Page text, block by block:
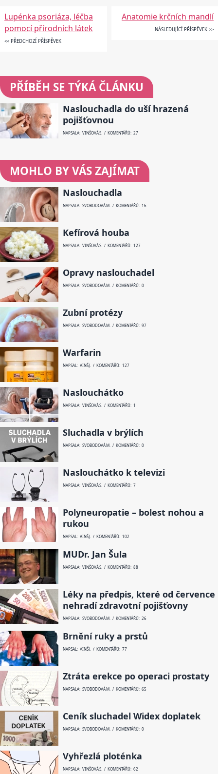
Lupénka psoriáza, léčba
pomocí přírodních látek
<< PŘEDCHOZÍ PŘÍSPĚVEK
Anatomie krčních mandlí
NÁSLEDUJÍCÍ PŘÍSPĚVEK >>
PŘÍBĚH SE TÝKÁ ČLÁNKU
Naslouchadla do uší hrazená
pojišťovnou
NAPSALA: VINŠOVÁ S. / KOMENTÁŘŮ: 27
MOHLO BY VÁS ZAJÍMAT
Naslouchadla
NAPSALA: SVOBODOVÁ M. / KOMENTÁŘŮ: 16
Kefírová houba
NAPSALA: VINŠOVÁ S. / KOMENTÁŘŮ: 127
Opravy naslouchadel
NAPSALA: SVOBODOVÁ M. / KOMENTÁŘŮ: 0
Zubní protézy
NAPSALA: SVOBODOVÁ M. / KOMENTÁŘŮ: 97
Warfarin
NAPSAL: VINŠ J. / KOMENTÁŘŮ: 127
Naslouchátko
NAPSALA: VINŠOVÁ S. / KOMENTÁŘŮ: 1
Sluchadla v brýlích
NAPSALA: SVOBODOVÁ M. / KOMENTÁŘŮ: 0
Naslouchátko k televizi
NAPSALA: VINŠOVÁ S. / KOMENTÁŘŮ: 7
Polyneuropatie – bolest nohou a
rukou
NAPSAL: VINŠ J. / KOMENTÁŘŮ: 102
MUDr. Jan Šula
NAPSALA: VINŠOVÁ S. / KOMENTÁŘŮ: 88
Léky na předpis, které od července
nehradí zdravotní pojišťovny
NAPSALA: SVOBODOVÁ M. / KOMENTÁŘŮ: 26
Brnění ruky a prstů
NAPSAL: VINŠ J. / KOMENTÁŘŮ: 77
Ztráta erekce po operaci prostaty
NAPSALA: SVOBODOVÁ M. / KOMENTÁŘŮ: 65
Ceník sluchadel Widex doplatek
NAPSALA: SVOBODOVÁ M. / KOMENTÁŘŮ: 0
Vyhřezlá ploténka
NAPSALA: VINŠOVÁ S. / KOMENTÁŘŮ: 62